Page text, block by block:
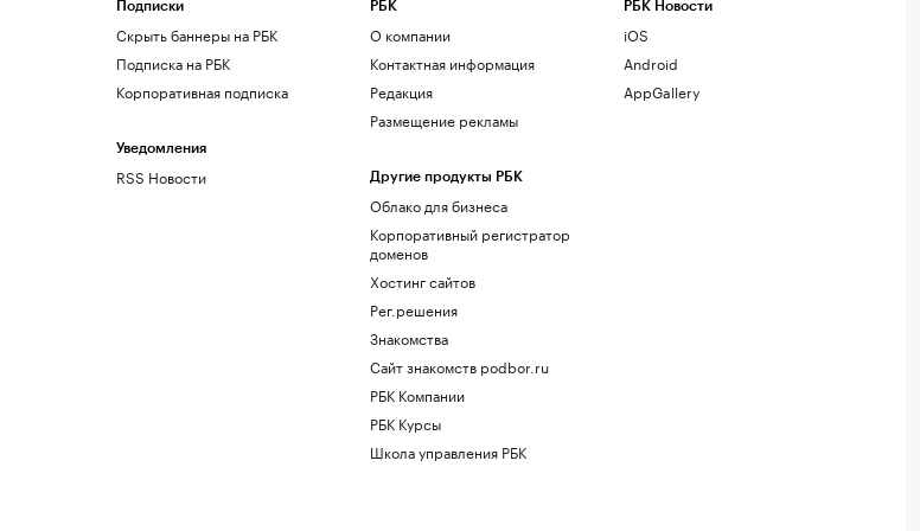
Подписки
Скрыть баннеры на РБК
Подписка на РБК
Корпоративная подписка
Уведомления
RSS Новости
РБК
О компании
Контактная информация
Редакция
Размещение рекламы
Другие продукты РБК
Облако для бизнеса
Корпоративный регистратор
доменов
Хостинг сайтов
Рег.решения
Знакомства
Сайт знакомств podbor.ru
РБК Компании
РБК Курсы
Школа управления РБК
РБК Новости
iOS
Android
AppGallery